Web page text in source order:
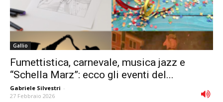
Gallio
Fumettistica, carnevale, musica jazz e
“Schella Marz”: ecco gli eventi del...
Gabriele Silvestri -
27 Febbraio 2026